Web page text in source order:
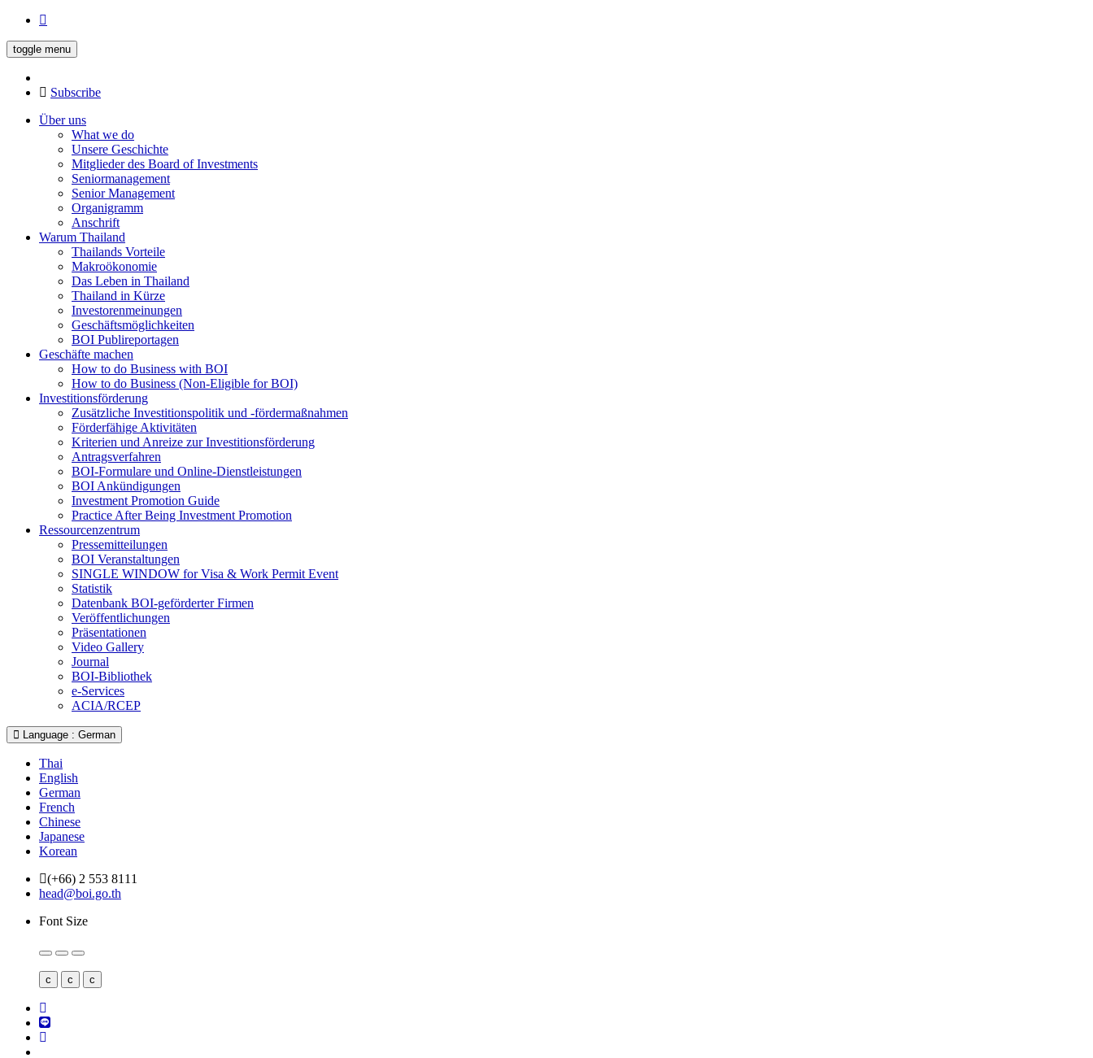
toggle menu
Subscribe
Über uns
What we do
Unsere Geschichte
Mitglieder des Board of Investments
Seniormanagement
Senior Management
Organigramm
Anschrift
Warum Thailand
Thailands Vorteile
Makroökonomie
Das Leben in Thailand
Thailand in Kürze
Investorenmeinungen
Geschäftsmöglichkeiten
BOI Publireportagen
Geschäfte machen
How to do Business with BOI
How to do Business (Non-Eligible for BOI)
Investitionsförderung
Zusätzliche Investitionspolitik und -fördermaßnahmen
Förderfähige Aktivitäten
Kriterien und Anreize zur Investitionsförderung
Antragsverfahren
BOI-Formulare und Online-Dienstleistungen
BOI Ankündigungen
Investment Promotion Guide
Practice After Being Investment Promotion
Ressourcenzentrum
Pressemitteilungen
BOI Veranstaltungen
SINGLE WINDOW for Visa & Work Permit Event
Statistik
Datenbank BOI-geförderter Firmen
Veröffentlichungen
Präsentationen
Video Gallery
Journal
BOI-Bibliothek
e-Services
ACIA/RCEP
Language : German
Thai
English
German
French
Chinese
Japanese
Korean
(+66) 2 553 8111
head@boi.go.th
Font Size
c c c